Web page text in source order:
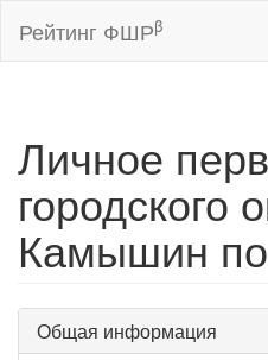
Рейтинг ФШРβ
Личное
городского
Камышин
Общая информация